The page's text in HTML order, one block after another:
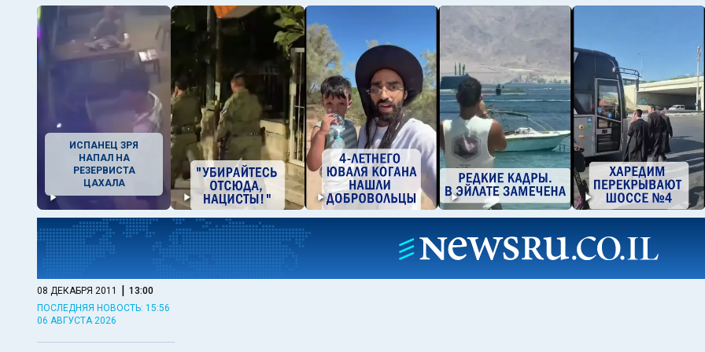
ИСПАНЕЦ ЗРЯ
НАПАЛ НА
РЕЗЕРВИСТА
ЦАХАЛА
08 ДЕКАБРЯ 2011 | 13:00
ПОСЛЕДНЯЯ НОВОСТЬ: 15:56
06 АВГУСТА 2026